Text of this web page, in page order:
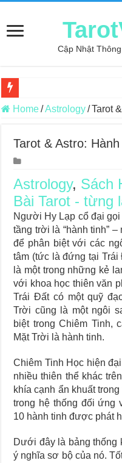
Cập Nhật
Review may áo thun tại
Konxari Cards – Trải
Journey Of Love Oracle –
Journey Of Love Oracle – Lá
Journey Of Love Oracle –
Journey Of Love Oracle –
Journey Of Love Oracle –
Journey Of Love Oracle –
Home/Astrology/Tarot
Tarot & Astro: Hành
Astrology, Sách
Bài Tarot - từng
Người Hy Lạp cổ đại
tầng trời là “hành tinh”
để phân biệt với các
tâm (tức là đứng tại Trái
là một trong những kẻ
với khoa học thiên văn
Trái Đất có một quỹ
Trời cũng là một ngôi
biệt trong Chiêm Tinh,
Mặt Trời là hành tinh.
Chiêm Tinh Học hiện
nhiều thiên thể khác
khía cạnh ẩn khuất
trong hệ thống đối ứng
10 hành tinh được phát
Dưới đây là bảng thống
ý nghĩa sơ bộ của nó.